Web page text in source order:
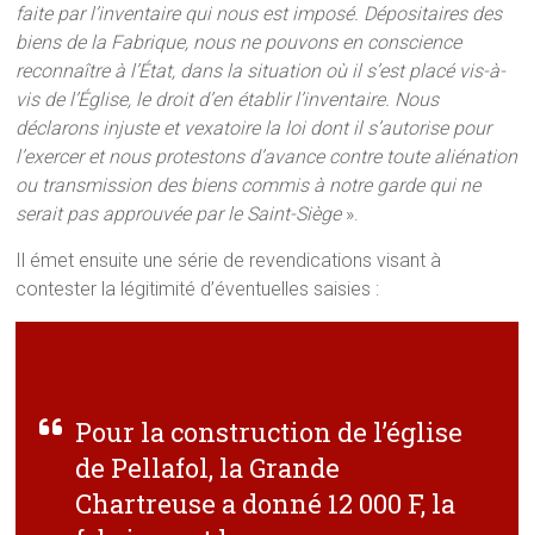
faite par l’inventaire qui nous est imposé. Dépositaires des
biens de la Fabrique, nous ne pouvons en conscience
reconnaître à l’État, dans la situation où il s’est placé vis-à-
vis de l’Église, le droit d’en établir l’inventaire. Nous
déclarons injuste et vexatoire la loi dont il s’autorise pour
l’exercer et nous protestons d’avance contre toute aliénation
ou transmission des biens commis à notre garde qui ne
serait pas approuvée par le Saint-Siège».
Il émet ensuite une série de revendications visant à
contester la légitimité d’éventuelles saisies :
Pour la construction de l’église
de Pellafol, la Grande
Chartreuse a donné 12 000 F, la